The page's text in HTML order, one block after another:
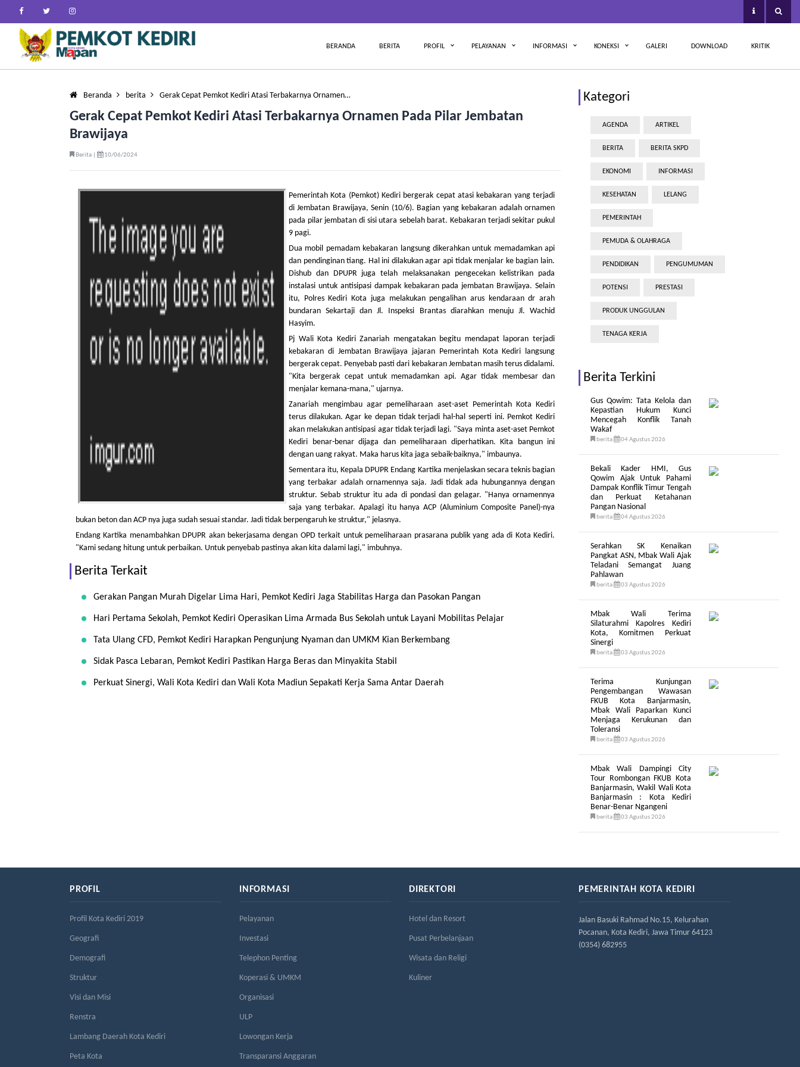
BERANDA BERITA PROFIL PELAYANAN INFORMASI KONEKSI GALERI DOWNLOAD KRITIK
Beranda berita Gerak Cepat Pemkot Kediri Atasi Terbakarnya Ornamen…
Gerak Cepat Pemkot Kediri Atasi Terbakarnya Ornamen Pada Pilar Jembatan
Brawijaya
Berita | 10/06/2024
Pemerintah Kota (Pemkot) Kediri bergerak cepat atasi kebakaran yang terjadi
di Jembatan Brawijaya, Senin (10/6). Bagian yang kebakaran adalah ornamen
pada pilar jembatan di sisi utara sebelah barat. Kebakaran terjadi sekitar pukul
9 pagi.
Dua mobil pemadam kebakaran langsung dikerahkan untuk memadamkan api
dan pendinginan tiang. Hal ini dilakukan agar api tidak menjalar ke bagian lain.
Dishub dan DPUPR juga telah melaksanakan pengecekan kelistrikan pada
instalasi untuk antisipasi dampak kebakaran pada jembatan Brawijaya. Selain
itu, Polres Kediri Kota juga melakukan pengalihan arus kendaraan dr arah
bundaran Sekartaji dan Jl. Inspeksi Brantas diarahkan menuju Jl. Wachid
Hasyim.
Pj Wali Kota Kediri Zanariah mengatakan begitu mendapat laporan terjadi
kebakaran di Jembatan Brawijaya jajaran Pemerintah Kota Kediri langsung
bergerak cepat. Penyebab pasti dari kebakaran Jembatan masih terus didalami.
"Kita bergerak cepat untuk memadamkan api. Agar tidak membesar dan
menjalar kemana-mana," ujarnya.
Zanariah mengimbau agar pemeliharaan aset-aset Pemerintah Kota Kediri
terus dilakukan. Agar ke depan tidak terjadi hal-hal seperti ini. Pemkot Kediri
akan melakukan antisipasi agar tidak terjadi lagi. "Saya minta aset-aset Pemkot
Kediri benar-benar dijaga dan pemeliharaan diperhatikan. Kita bangun ini
dengan uang rakyat. Maka harus kita jaga sebaik-baiknya," imbaunya.
Sementara itu, Kepala DPUPR Endang Kartika menjelaskan secara teknis bagian
yang terbakar adalah ornamennya saja. Jadi tidak ada hubungannya dengan
struktur. Sebab struktur itu ada di pondasi dan gelagar. "Hanya ornamennya
saja yang terbakar. Apalagi itu hanya ACP (Aluminium Composite Panel)-nya
bukan beton dan ACP nya juga sudah sesuai standar. Jadi tidak berpengaruh ke struktur," jelasnya.
Endang Kartika menambahkan DPUPR akan bekerjasama dengan OPD terkait untuk pemeliharaan prasarana publik yang ada di Kota Kediri.
"Kami sedang hitung untuk perbaikan. Untuk penyebab pastinya akan kita dalami lagi," imbuhnya.
Berita Terkait
Gerakan Pangan Murah Digelar Lima Hari, Pemkot Kediri Jaga Stabilitas Harga dan Pasokan Pangan
Hari Pertama Sekolah, Pemkot Kediri Operasikan Lima Armada Bus Sekolah untuk Layani Mobilitas Pelajar
Tata Ulang CFD, Pemkot Kediri Harapkan Pengunjung Nyaman dan UMKM Kian Berkembang
Sidak Pasca Lebaran, Pemkot Kediri Pastikan Harga Beras dan Minyakita Stabil
Perkuat Sinergi, Wali Kota Kediri dan Wali Kota Madiun Sepakati Kerja Sama Antar Daerah
Kategori
AGENDA ARTIKEL
BERITA BERITA SKPD
EKONOMI INFORMASI
KESEHATAN LELANG
PEMERINTAH
PEMUDA & OLAHRAGA
PENDIDIKAN PENGUMUMAN
POTENSI PRESTASI
PRODUK UNGGULAN
TENAGA KERJA
Berita Terkini
Gus Qowim: Tata Kelola dan
Kepastian Hukum Kunci
Mencegah Konflik Tanah
Wakaf
berita 04 Agustus 2026
Bekali Kader HMI, Gus
Qowim Ajak Untuk Pahami
Dampak Konflik Timur Tengah
dan Perkuat Ketahanan
Pangan Nasional
berita 04 Agustus 2026
Serahkan SK Kenaikan
Pangkat ASN, Mbak Wali Ajak
Teladani Semangat Juang
Pahlawan
berita 03 Agustus 2026
Mbak Wali Terima
Silaturahmi Kapolres Kediri
Kota, Komitmen Perkuat
Sinergi
berita 03 Agustus 2026
Terima Kunjungan
Pengembangan Wawasan
FKUB Kota Banjarmasin,
Mbak Wali Paparkan Kunci
Menjaga Kerukunan dan
Toleransi
berita 03 Agustus 2026
Mbak Wali Dampingi City
Tour Rombongan FKUB Kota
Banjarmasin, Wakil Wali Kota
Banjarmasin : Kota Kediri
Benar-Benar Ngangeni
berita 03 Agustus 2026
PROFIL
Profil Kota Kediri 2019
Geografi
Demografi
Struktur
Visi dan Misi
Renstra
Lambang Daerah Kota Kediri
Peta Kota
INFORMASI
Pelayanan
Investasi
Telephon Penting
Koperasi & UMKM
Organisasi
ULP
Lowongan Kerja
Transparansi Anggaran
DIREKTORI
Hotel dan Resort
Pusat Perbelanjaan
Wisata dan Religi
Kuliner
PEMERINTAH KOTA KEDIRI
Jalan Basuki Rahmad No.15, Kelurahan
Pocanan, Kota Kediri, Jawa Timur 64123
(0354) 682955